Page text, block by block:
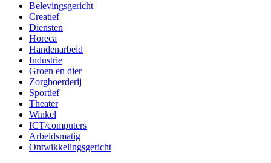
Belevingsgericht
Creatief
Diensten
Horeca
Handenarbeid
Industrie
Groen en dier
Zorgboerderij
Sportief
Theater
Winkel
ICT/computers
Arbeidsmatig
Ontwikkelingsgericht